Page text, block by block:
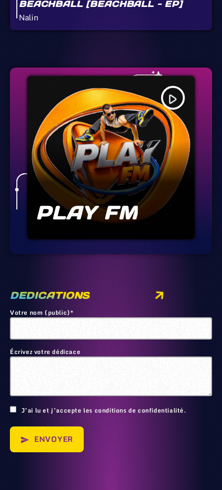
BEACHBALL [BEACHBALL - EP]
Nalin
play_arrow
PLAY FM
DEDICATIONS
Votre nom (public)*
Écrivez votre dédicace
J’ai lu et j’accepte les conditions de confidentialité.
send ENVOYER